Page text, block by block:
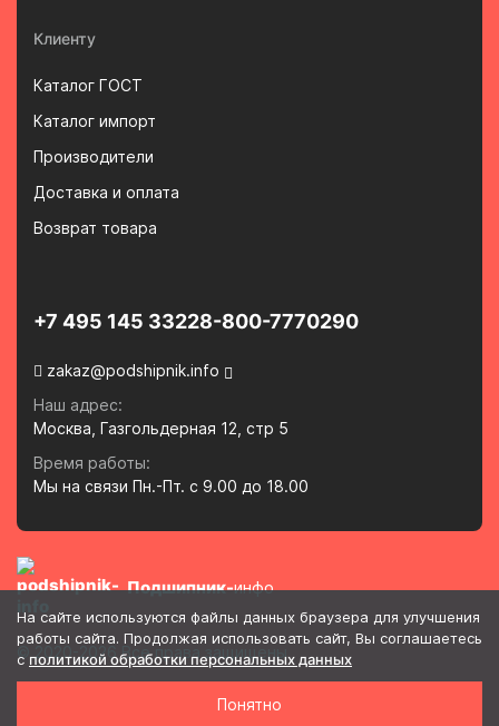
Клиенту
Каталог ГОСТ
Каталог импорт
Производители
Доставка и оплата
Возврат товара
+7 495 145 33228-800-7770290
zakaz@podshipnik.info
Наш адрес:
Москва, Газгольдерная 12, стр 5
Время работы:
Мы на связи Пн.-Пт. с 9.00 до 18.00
Подшипник-инфо
© 2020-2026 Все права защищены
Политика в отношении обработки и защиты персональных
На сайте используются файлы данных браузера для улучшения
работы сайта. Продолжая использовать сайт, Вы соглашаетесь
с политикой обработки персональных данных
Понятно